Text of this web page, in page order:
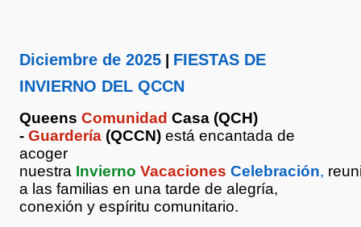
Diciembre de 2025
FIESTAS DE
INVIERNO DEL QCCN
Queens Comunidad Casa (QCH)
- Guardería (QCCN) está encantada de
acoger
nuestra Invierno Vacaciones Celebración,
a las familias en una tarde de alegría,
conexión y espíritu comunitario.